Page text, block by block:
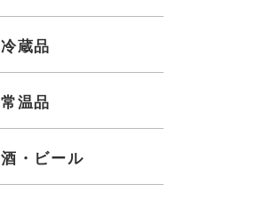
冷蔵品
常温品
酒・ビール